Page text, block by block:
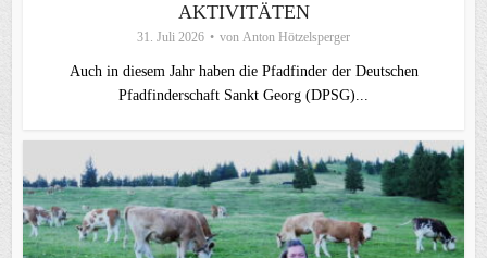
AKTIVITÄTEN
31. Juli 2026 von Anton Hötzelsperger
Auch in diesem Jahr haben die Pfadfinder der Deutschen
Pfadfinderschaft Sankt Georg (DPSG)...